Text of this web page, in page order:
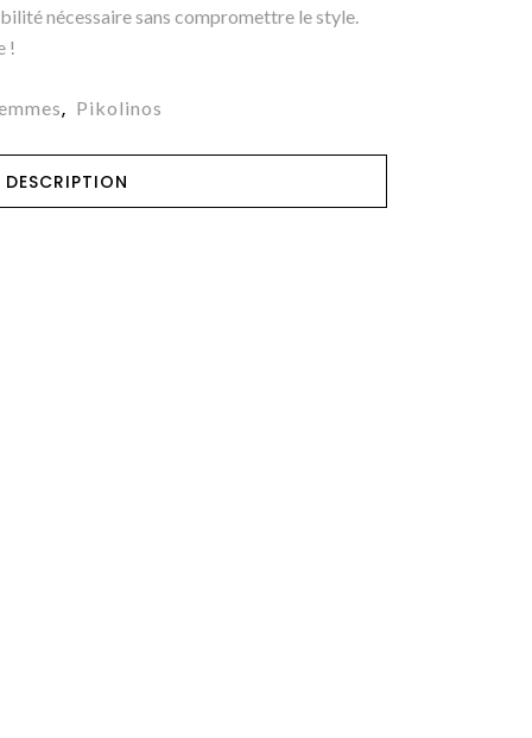
nécessaire sans compromettre le style.
!
, Pikolinos
DESCRIPTION